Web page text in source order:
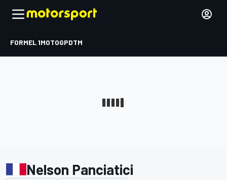
FORMEL 1MOTOGPDTM
Nelson Panciatici